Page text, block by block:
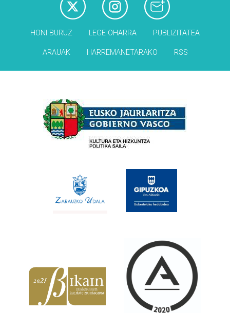
HONI BURUZ LEGE OHARRA PUBLIZITATEA
ARAUAK HARREMANETARAKO RSS